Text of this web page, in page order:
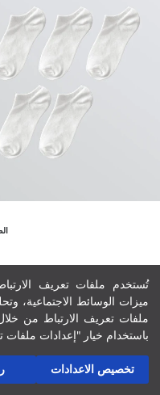
تُستخدم ملفات تعريف
ميزات الوسائط الاجتماعية،
ملفات تعريف الارتباط من
باستخدام خيار "إعدادات ملفات
تخصيص الاعدادات
1
223